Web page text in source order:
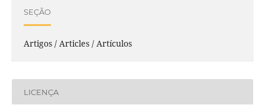
SEÇÃO
Artigos / Articles / Artículos
LICENÇA